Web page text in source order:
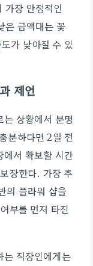
가장 안정적인
은 금액대는 꽃
가 낮아질 수 있
제언
상황에서 분명
분하다면 2일 전
에서 확보할 시간
장한다. 가장 추
의 플라워 샵을
부를 먼저 타진
는 직장인에게는